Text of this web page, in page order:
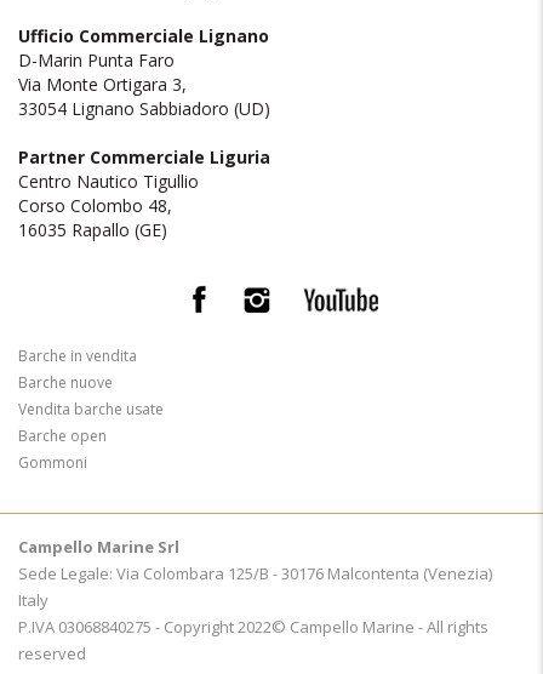
Ufficio Commerciale Lignano
D-Marin Punta Faro
Via Monte Ortigara 3,
33054 Lignano Sabbiadoro (UD)
Partner Commerciale Liguria
Centro Nautico Tigullio
Corso Colombo 48,
16035 Rapallo (GE)
Barche in vendita
Barche nuove
Vendita barche usate
Barche open
Gommoni
Campello Marine Srl
Sede Legale: Via Colombara 125/B - 30176 Malcontenta (Venezia)
Italy
P.IVA 03068840275 - Copyright 2022© Campello Marine - All rights
reserved